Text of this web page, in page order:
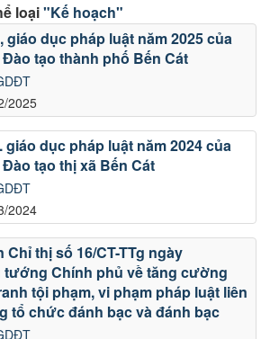
loại"Kế hoạch"
2025
giáo dục pháp luật năm 2025 của
tạo thành phố Bến Cát
2024
dục pháp luật năm 2024 của
tạo thị xã Bến Cát
thị số 16/CT-TTg ngày
tướng Chính phủ về tăng cường
tội phạm, vi phạm pháp luật liên
tổ chức đánh bạc và đánh bạc